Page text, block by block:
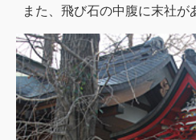
また、飛び石の中腹に末社が